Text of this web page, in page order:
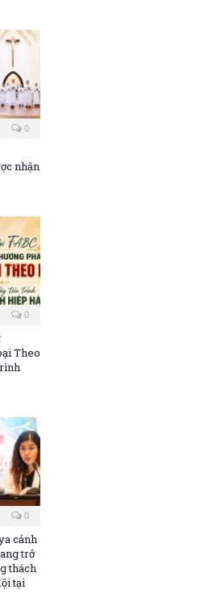
0
nhận
0
Theo
0
cảnh
trở
thách
tại